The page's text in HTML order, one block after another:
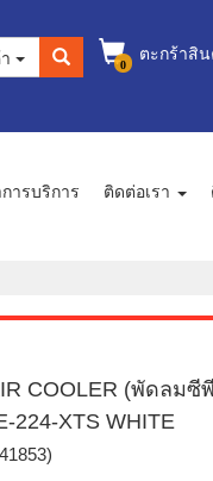
0 ตะกร้าสิ
ารบริการ ติดต่อเรา
COOLER (พัดลมซี
224-XTS WHITE